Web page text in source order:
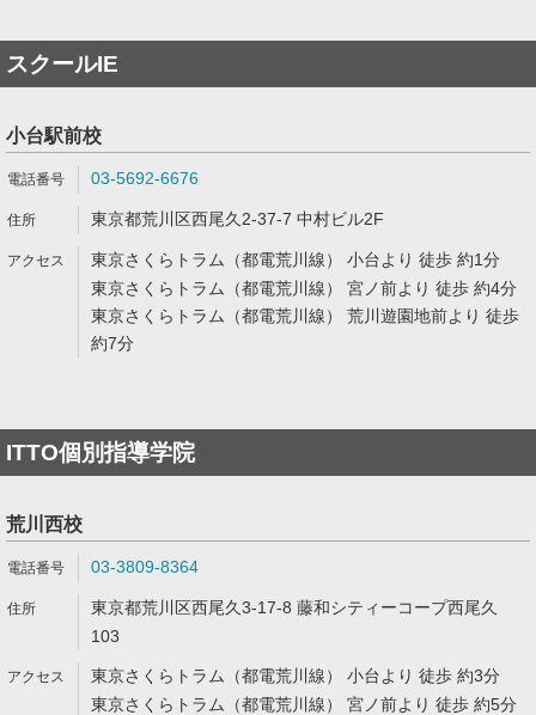
スクールIE
小台駅前校
03-5692-6676
東京都荒川区西尾久2-37-7 中村ビル2F
東京さくらトラム（都電荒川線） 小台より 徒歩 約1分
東京さくらトラム（都電荒川線） 宮ノ前より 徒歩 約4分
東京さくらトラム（都電荒川線） 荒川遊園地前より 徒歩
約7分
ITTO個別指導学院
荒川西校
03-3809-8364
東京都荒川区西尾久3-17-8 藤和シティーコープ西尾久
103
東京さくらトラム（都電荒川線） 小台より 徒歩 約3分
東京さくらトラム（都電荒川線） 宮ノ前より 徒歩 約5分